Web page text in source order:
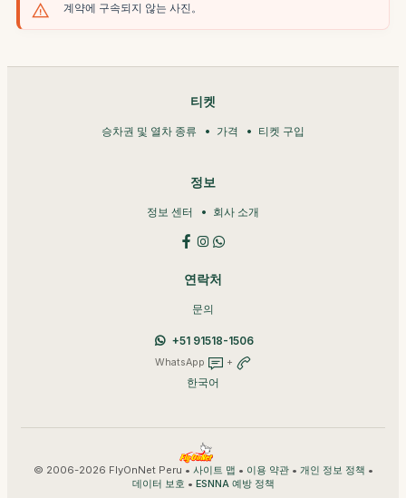
계약에 구속되지 않는 사진。
티켓
승차권 및 열차 종류 가격 티켓 구입
정보
정보 센터 회사 소개
연락처
문의
+51 91518-1506
WhatsApp +
한국어
© 2006-2026 FlyOnNet Peru • 사이트 맵 • 이용 약관• 개인 정보 정책 •
데이터 보호 • ESNNA 예방 정책